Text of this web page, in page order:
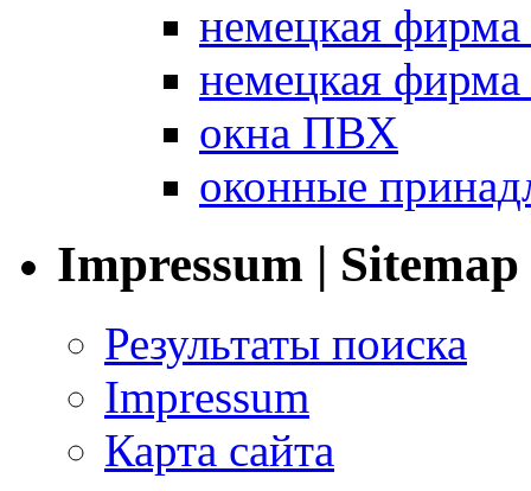
немецкая
немецкая
окна ПВХ
оконные
Impressum | Sitemap
Результаты поиска
Impressum
Карта сайта